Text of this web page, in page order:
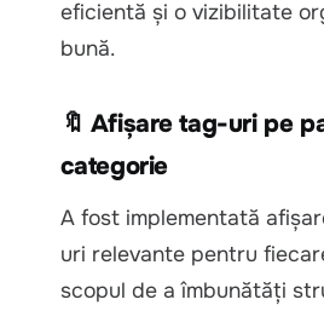
eficientă și o vizibilitate
bună.
🔖 Afișare tag-uri pe
categorie
A fost implementată
uri relevante pentru
scopul de a îmbunătăți